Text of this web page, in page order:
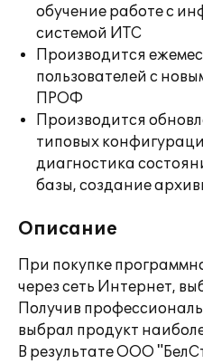
обучение работе с
системой ИТС
Производится
пользователей с
ПРОФ
Производится
типовых
диагностика
базы, создание
Описание
При покупке
через сеть Интернет,
Получив
выбрал продукт
В результате ООО